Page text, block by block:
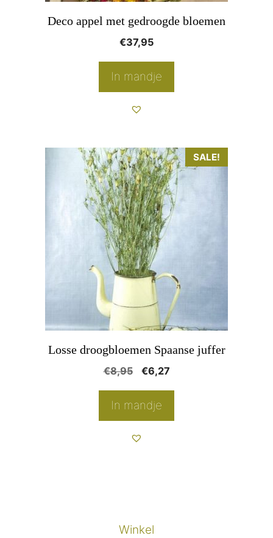
Deco appel met gedroogde bloemen
€37,95
In mandje
SALE!
Losse droogbloemen Spaanse juffer
€8,95
Oorspronkelijke
was:
€6,27Huidige
In mandje
Winkel